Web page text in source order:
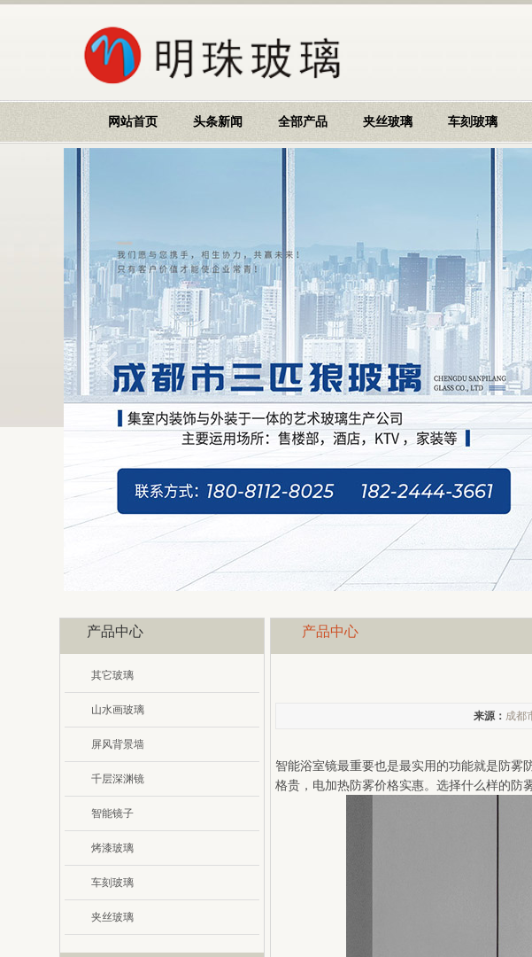
网站首页 头条新闻 全部产品 夹丝玻璃 车刻玻璃
产品中心
其它玻璃
山水画玻璃
屏风背景墙
千层深渊镜
智能镜子
烤漆玻璃
车刻玻璃
夹丝玻璃
产品中心
来源： 成都
智能浴室镜最重要也是最实用的功能就是防雾
格贵，电加热防雾价格实惠。选择什么样的防